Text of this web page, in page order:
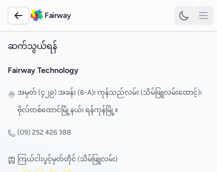
Fairway
ဆက်သွယ်ရန်
Fairway Technology
အမှတ် (၄၂၉) အခန်း (8-A)၊ ကုန်သည်လမ်း (သိမ်ဖြူလမ်းထောင့်)၊
ဗိုလ်တစ်ထောင်မြို့နယ်၊ ရန်ကုန်မြို့။
(09) 252 426 388
ကြယ်ငါးပွင့်မှတ်တိုင် (သိမ်ဖြူလမ်း)